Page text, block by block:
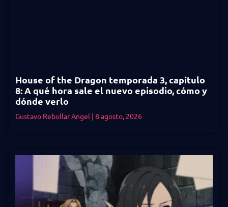
House of the Dragon temporada 3, capítulo
8: A qué hora sale el nuevo episodio, cómo y
dónde verlo
Gustavo Rebollar Angel 8 agosto, 2026